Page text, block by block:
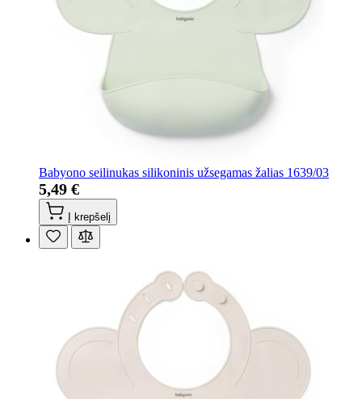
Babyono seilinukas silikoninis užsegamas žalias 1639/03
5,49 €
Į krepšelį